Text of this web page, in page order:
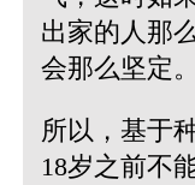
出家的人那
会那么坚定。
所以，基于
18岁之前不